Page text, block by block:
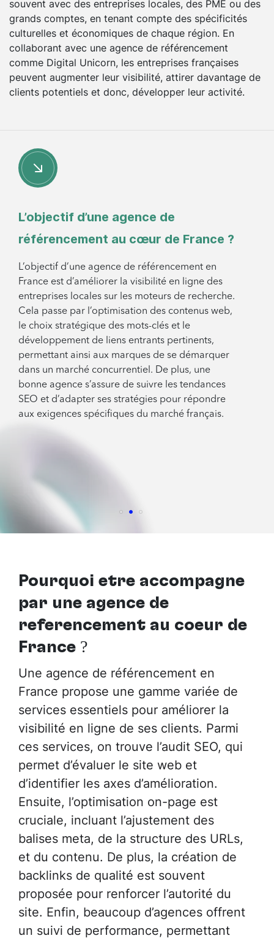
souvent avec des entreprises locales, des PME ou des
grands comptes, en tenant compte des spécificités
culturelles et économiques de chaque région. En
collaborant avec une agence de référencement
comme Digital Unicorn, les entreprises françaises
peuvent augmenter leur visibilité, attirer davantage de
clients potentiels et donc, développer leur activité.
L’objectif d’une agence de
référencement au cœur de France ?
L’objectif d’une agence de référencement en
France est d’améliorer la visibilité en ligne des
entreprises locales sur les moteurs de recherche.
Cela passe par l’optimisation des contenus web,
le choix stratégique des mots-clés et le
développement de liens entrants pertinents,
permettant ainsi aux marques de se démarquer
dans un marché concurrentiel. De plus, une
bonne agence s’assure de suivre les tendances
SEO et d’adapter ses stratégies pour répondre
aux exigences spécifiques du marché français.
Pourquoi être accompagné
par une agence de
référencement au cœur de
France ?
Une agence de référencement en
France propose une gamme variée de
services essentiels pour améliorer la
visibilité en ligne de ses clients. Parmi
ces services, on trouve l’audit SEO, qui
permet d’évaluer le site web et
d’identifier les axes d’amélioration.
Ensuite, l’optimisation on-page est
cruciale, incluant l’ajustement des
balises meta, de la structure des URLs,
et du contenu. De plus, la création de
backlinks de qualité est souvent
proposée pour renforcer l’autorité du
site. Enfin, beaucoup d’agences offrent
un suivi de performance, permettant